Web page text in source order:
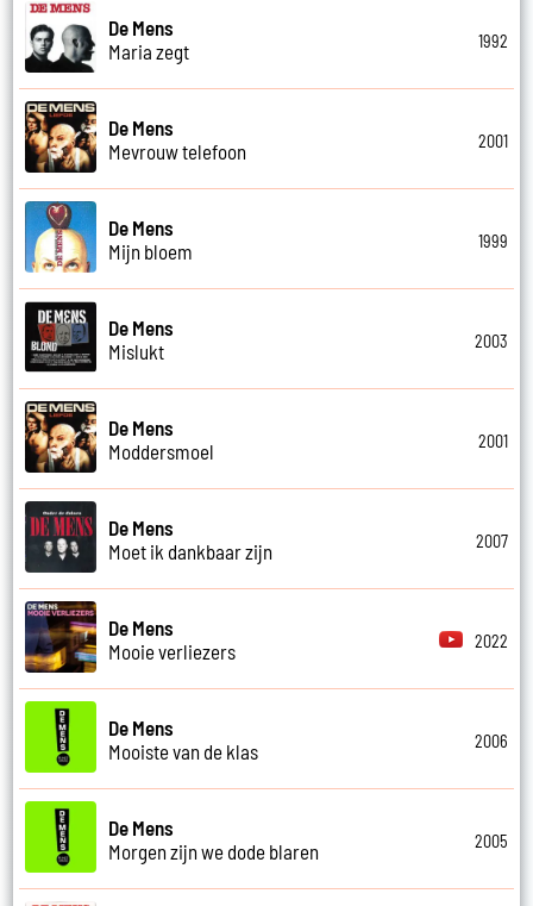
De Mens
Maria zegt
1992
De Mens
Mevrouw telefoon
2001
De Mens
Mijn bloem
1999
De Mens
Mislukt
2003
De Mens
Moddersmoel
2001
De Mens
Moet ik dankbaar zijn
2007
De Mens
Mooie verliezers
2022
De Mens
Mooiste van de klas
2006
De Mens
Morgen zijn we dode blaren
2005